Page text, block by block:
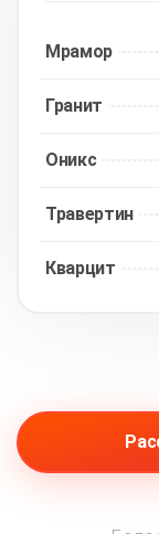
Мрамор
Гранит
Оникс
Травертин
Кварцит